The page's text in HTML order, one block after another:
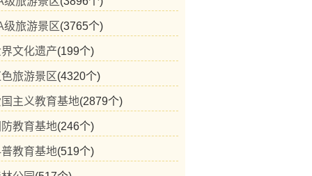
级旅游景区(3765个)
文化遗产(199个)
旅游景区(4320个)
主义教育基地(2879个)
教育基地(246个)
教育基地(519个)